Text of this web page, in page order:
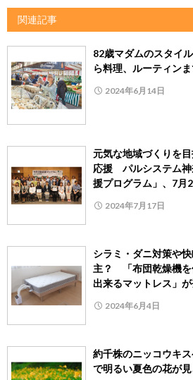
関連記事
82歳マダムのスタイ
ら料理、ルーティン
2024年6月14日
元気な地域づくりを
応援 パルシステム神
援プログラム」、7月
2024年7月17日
シラミ・ダニ対策や
主？ 「布団乾燥機を
出来るマットレス」
2024年6月4日
約千株のニッコウキ
で明るい夏色の花が